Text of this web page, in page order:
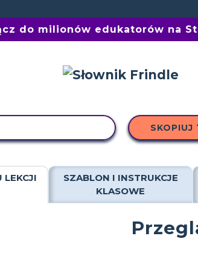
do milionów edukatorów na
SKOPIUJ
LEKCJI
SZABLON I INSTRUKCJE
KLASOWE